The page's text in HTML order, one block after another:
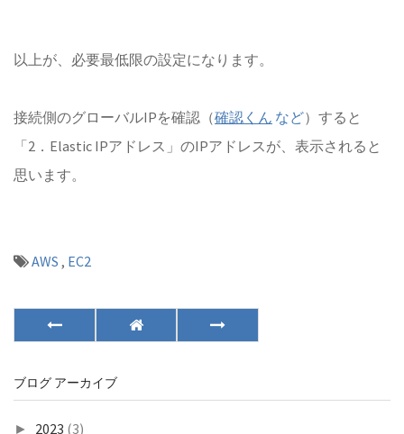
以上が、必要最低限の設定になります。
接続側のグローバルIPを確認（確認くん など）すると
「2．Elastic IPアドレス」のIPアドレスが、表示されると
思います。
AWS , EC2
ブログ アーカイブ
► 2023 (3)